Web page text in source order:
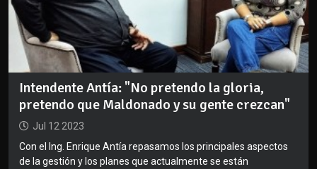
Intendente Antía: "No pretendo la gloria,
pretendo que Maldonado y su gente crezcan"
Jul 12 2023
Con el Ing. Enrique Antía repasamos los principales aspectos
de la gestión y los planes que actualmente se están